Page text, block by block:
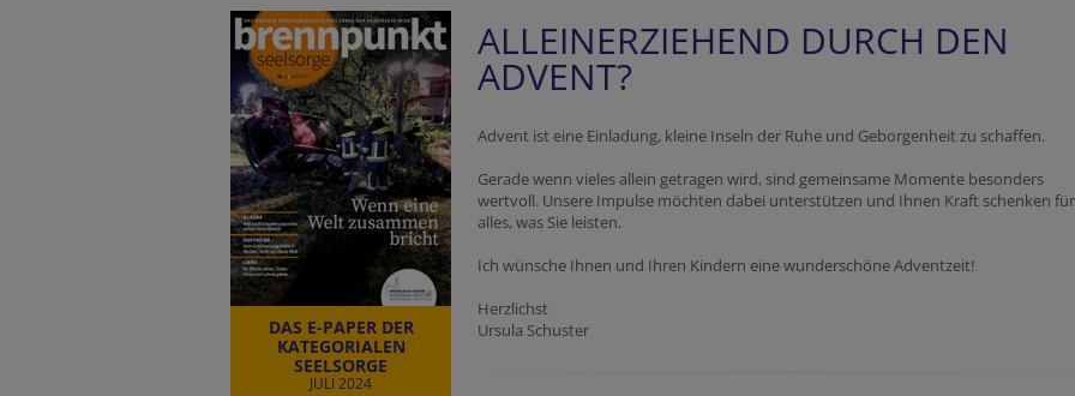
DAS E-PAPER DER
KATEGORIALEN
SEELSORGE
JULI 2024
ALLEINERZIEHEND DURCH DEN
ADVENT?
Advent ist eine Einladung, kleine Inseln der Ruhe und Geborgenheit zu schaffen.
Gerade wenn vieles allein getragen wird, sind gemeinsame Momente besonders
wertvoll. Unsere Impulse möchten dabei unterstützen und Ihnen Kraft schenken für
alles, was Sie leisten.
Ich wünsche Ihnen und Ihren Kindern eine wunderschöne Adventzeit!
Herzlichst
Ursula Schuster